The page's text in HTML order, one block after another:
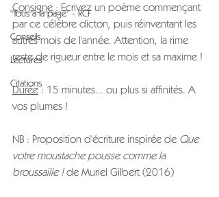
"Tous à la page" - RCF
Conseils
Lectures
Citations
Consigne : Ecrivez un poème commençant
par ce célèbre dicton, puis réinventant les
autres mois de l'année. Attention, la rime
reste de rigueur entre le mois et sa maxime !
Durée : 15 minutes... ou plus si affinités. A
vos plumes !
NB : Proposition d'écriture inspirée de Que
votre moustache pousse comme la
broussaille ! de Muriel Gilbert (2016)